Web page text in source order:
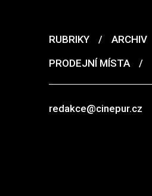
RUBRIKY / ARCHIV
PRODEJNÍ MÍSTA
/
redakce@cinepur.cz